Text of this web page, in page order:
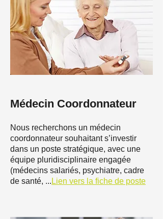
Médecin Coordonnateur
Nous recherchons un médecin
coordonnateur souhaitant s’investir
dans un poste stratégique, avec une
équipe pluridisciplinaire engagée
(médecins salariés, psychiatre, cadre
de santé, ... Lien vers la fiche de poste